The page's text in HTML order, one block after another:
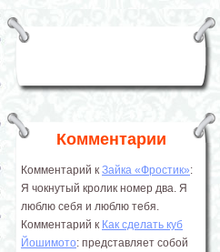
Комментарии
Комментарий к Зайка «Фростик»:
Я чокнутый кролик номер два. Я
люблю себя и люблю тебя.
Комментарий к Как сделать куб
Йошимото: представляет собой